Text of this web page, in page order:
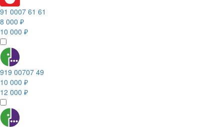
91 0007 61 61
8 000 ₽
10 000 ₽
919 00707 49
10 000 ₽
12 000 ₽